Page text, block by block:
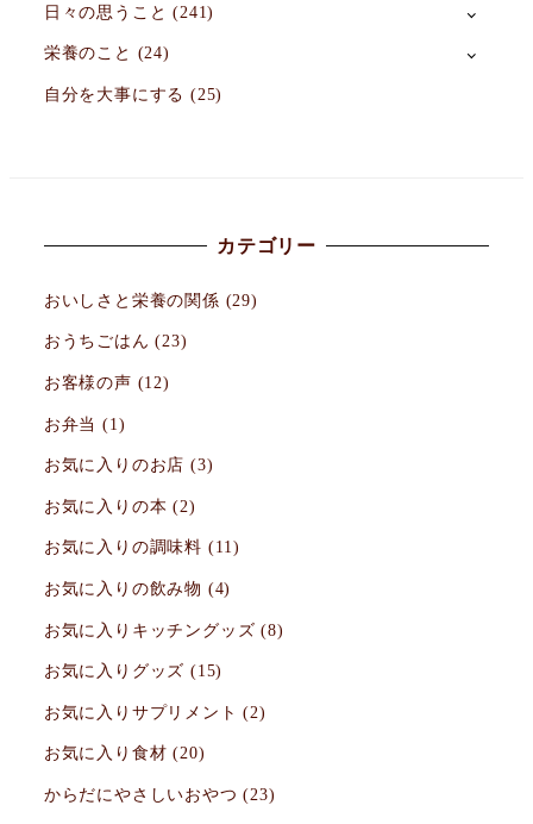
日々の思うこと (241)
栄養のこと (24)
自分を大事にする (25)
カテゴリー
おいしさと栄養の関係 (29)
おうちごはん (23)
お客様の声 (12)
お弁当 (1)
お気に入りのお店 (3)
お気に入りの本 (2)
お気に入りの調味料 (11)
お気に入りの飲み物 (4)
お気に入りキッチングッズ (8)
お気に入りグッズ (15)
お気に入りサプリメント (2)
お気に入り食材 (20)
からだにやさしいおやつ (23)